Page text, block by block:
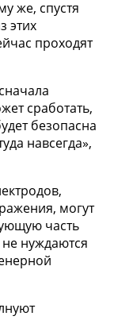
же, спустя
этих
проходят
сработать,
безопасна
навсегда»,
могут
часть
нуждаются